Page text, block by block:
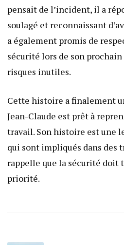
pensait de l’incident, il a
soulagé et reconnaissant
a également promis de
sécurité lors de son
risques inutiles.
Cette histoire a finalement
Jean-Claude est prêt à
travail. Son histoire est une
qui sont impliqués dans des
rappelle que la sécurité doit
priorité.